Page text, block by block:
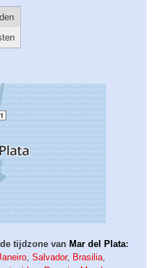
tijdzone van Mar del Plata:
, Salvador, Brasilia,